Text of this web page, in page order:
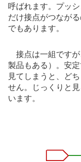
呼ばれます。プッ
だけ接点がつなが
でもあります。
接点は一組ですが
製品もある）。安
見てしまうと、ど
せん。じっくりと
います。